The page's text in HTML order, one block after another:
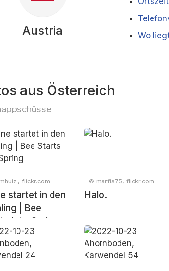
Austria
Wo
aus Österreich
flickr.com
startet in den
| Bee
Into Spring
© marfis75, flickr.com
Halo.